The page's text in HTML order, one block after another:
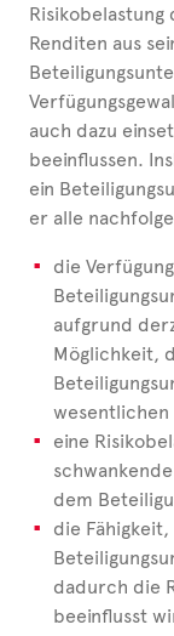
Renditen aus
auch dazu
beeinflussen.
ein
er alle
die
aufgrund
Möglichkeit,
wesentlichen
eine
dem
die
dadurch die
beeinflusst